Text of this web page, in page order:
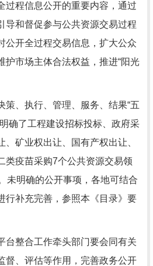
过程信息公开的重要内容，通过
导和督促参与公共资源交易过程
公开全过程交易信息，扩大公众
护市场主体合法权益，推进“阳光
策、执行、管理、服务、结果“五
确了工程建设招标投标、政府采
、矿业权出让、国有产权出让、
类疫苗采购7个公共资源交易领
未明确的公开事项，各地可结合
行补充完善，参照本《目录》要
台整合工作牵头部门要会同有关
督、评估等作用，完善政务公开